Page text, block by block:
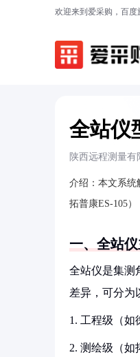
欢迎来到爱采购，百度
全站仪
陕西远程测量有
介绍： 本文系统
拓普康ES-105
一、全站
全站仪是集测
差异，可分为
1. 工程级（如
2. 测绘级（如